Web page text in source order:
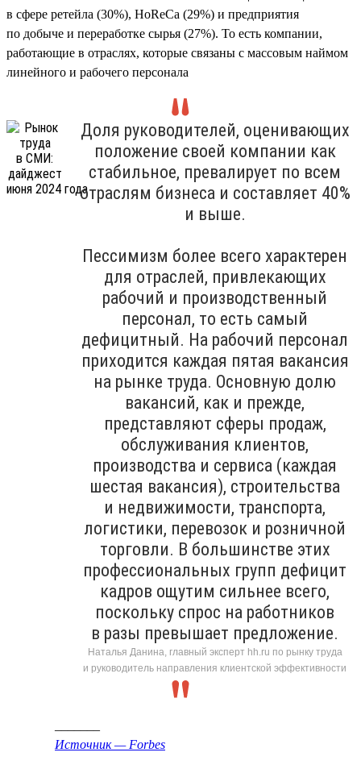
в сфере ретейла (30%), HoReCa (29%) и предприятия
по добыче и переработке сырья (27%). То есть компании,
работающие в отраслях, которые связаны с массовым наймом
линейного и рабочего персонала
Доля руководителей, оценивающих
положение своей компании как
стабильное, превалирует по всем
отраслям бизнеса и составляет 40%
и выше.
Пессимизм более всего характерен
для отраслей, привлекающих
рабочий и производственный
персонал, то есть самый
дефицитный. На рабочий персонал
приходится каждая пятая вакансия
на рынке труда. Основную долю
вакансий, как и прежде,
представляют сферы продаж,
обслуживания клиентов,
производства и сервиса (каждая
шестая вакансия), строительства
и недвижимости, транспорта,
логистики, перевозок и розничной
торговли. В большинстве этих
профессиональных групп дефицит
кадров ощутим сильнее всего,
поскольку спрос на работников
в разы превышает предложение.
Наталья Данина, главный эксперт hh.ru по рынку труда
и руководитель направления клиентской эффективности
Источник — Forbes